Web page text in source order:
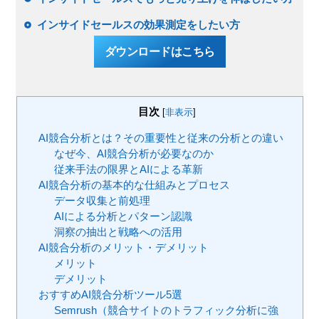
インサイドセールスの効果測定をしたい方
ダウンロードはこちら
目次 [非表示]
AI競合分析とは？その重要性と従来の分析との違い
なぜ今、AI競合分析が必要なのか
従来手法の限界とAIによる革新
AI競合分析の基本的な仕組みとプロセス
データ収集と前処理
AIによる分析とパターン認識
洞察の抽出と戦略への活用
AI競合分析のメリット・デメリット
メリット
デメリット
おすすめAI競合分析ツール5選
Semrush（競合サイトのトラフィック分析に強